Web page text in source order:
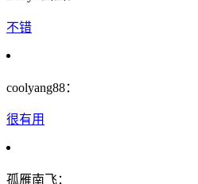
不错
coolyang88：
很有用
孤雁南飞：